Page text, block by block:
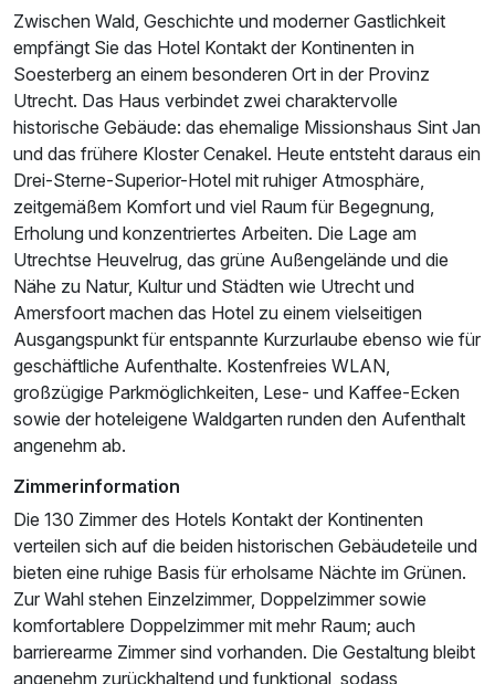
Doppelzimmer Premium Komfort
2 Erwachsene und 1 Kind
Zwischen Wald, Geschichte und moderner Gastlichkeit
empfängt Sie das Hotel Kontakt der Kontinenten in
Soesterberg an einem besonderen Ort in der Provinz
Utrecht. Das Haus verbindet zwei charaktervolle
historische Gebäude: das ehemalige Missionshaus Sint Jan
und das frühere Kloster Cenakel. Heute entsteht daraus ein
Drei-Sterne-Superior-Hotel mit ruhiger Atmosphäre,
zeitgemäßem Komfort und viel Raum für Begegnung,
Erholung und konzentriertes Arbeiten. Die Lage am
Utrechtse Heuvelrug, das grüne Außengelände und die
Nähe zu Natur, Kultur und Städten wie Utrecht und
Amersfoort machen das Hotel zu einem vielseitigen
Ausgangspunkt für entspannte Kurzurlaube ebenso wie für
geschäftliche Aufenthalte. Kostenfreies WLAN,
großzügige Parkmöglichkeiten, Lese- und Kaffee-Ecken
sowie der hoteleigene Waldgarten runden den Aufenthalt
angenehm ab.
Zimmerinformation
Die 130 Zimmer des Hotels Kontakt der Kontinenten
verteilen sich auf die beiden historischen Gebäudeteile und
bieten eine ruhige Basis für erholsame Nächte im Grünen.
Zur Wahl stehen Einzelzimmer, Doppelzimmer sowie
komfortablere Doppelzimmer mit mehr Raum; auch
barrierearme Zimmer sind vorhanden. Die Gestaltung bleibt
angenehm zurückhaltend und funktional, sodass